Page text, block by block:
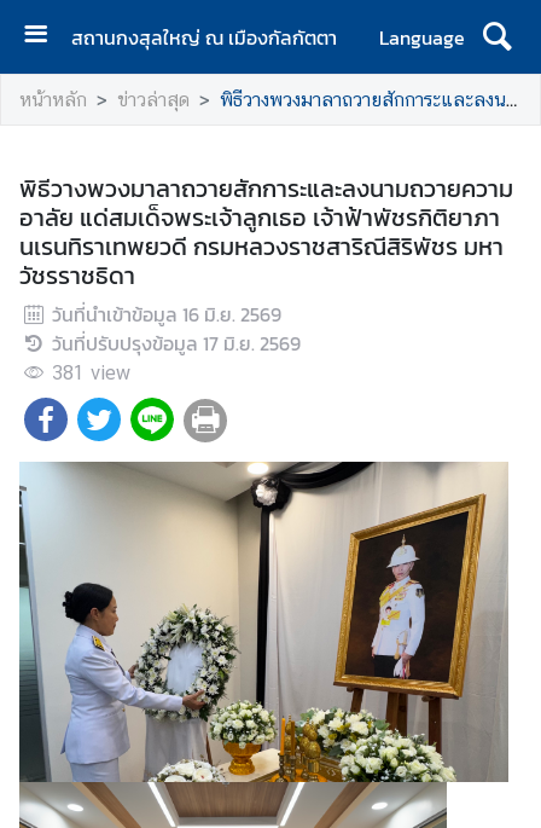
สถานกงสุลใหญ่ ณ เมืองกัลกัตตา
Language
ห
น้
ร
ก
ส
ถ
า
น
ง
ล
ข่
า
ส
า
ร
/
หน้าหลัก ข่าวล่าสุด พิธีวางพวงมาลาถวายสักการะและลงนามถวายความอาลัย แด่สมเด็จพระเจ้าลูกเธอ เจ้าฟ้าพัชรกิติยาภา นเรนทิราเทพยวดี กรมหลวงราชสาริณีสิริพัชร มหาวัชรราชธิดา
พิธีวางพวงมาลาถวายสักการะและลงนามถวายความ
อาลัย แด่สมเด็จพระเจ้าลูกเธอ เจ้าฟ้าพัชรกิติยาภา
นเรนทิราเทพยวดี กรมหลวงราชสาริณีสิริพัชร มหา
วัชรราชธิดา
วันที่นำเข้าข้อมูล 16 มิ.ย. 2569
วันที่ปรับปรุงข้อมูล 17 มิ.ย. 2569
381 view